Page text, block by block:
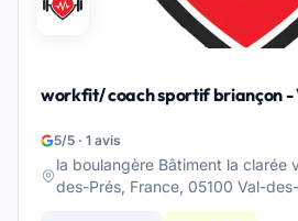
workfit/ coach sportif briançon -
5/5 · 1 avis
la boulangère Bâtiment la clarée
des-Prés, France, 05100 Val-